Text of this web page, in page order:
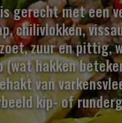
gerecht met een
chilivlokken,
zuur en
(wat hakken
van
kip- of